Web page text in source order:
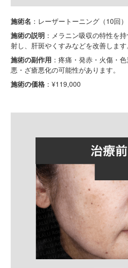
施術名 ：レーザートーニング（10回）
施術の説明 ：メラニン吸収の特性を
射し、肝斑やくすみなどを改善します
施術の副作用 ：疼痛・発赤・火傷・
悪・ざ瘡悪化の可能性があります。
施術の価格 ：¥119,000